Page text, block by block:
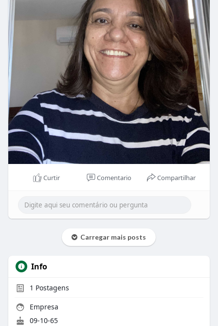
Curtir Comentario Compartilhar
Carregar mais posts
Info
1 Postagens
Empresa
09-10-65